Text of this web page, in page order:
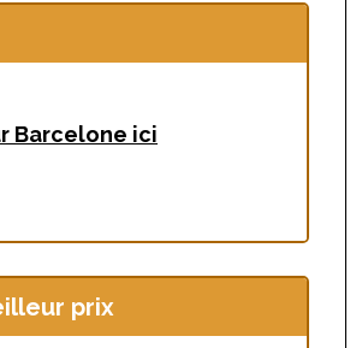
Barcelone ici
prix